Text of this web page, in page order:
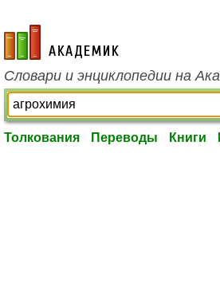
academic.ru
Словари и энциклопедии на
Толкования Переводы Книги